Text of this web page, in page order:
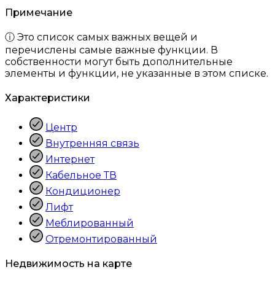
Примечание
ⓘ Это список самых важных вещей и
перечислены самые важные функции. В
собственности могут быть дополнительные
элементы и функции, не указанные в этом списке.
Характеристики
Центр
Внутренняя связь
Интернет
Кабельное ТВ
Кондиционер
Лифт
Меблированный
Отремонтированный
Недвижимость на карте